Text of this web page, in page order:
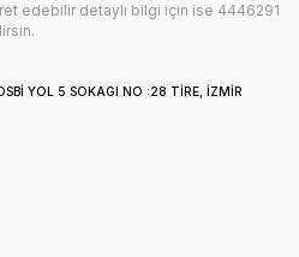
edebilir detaylı bilgi için ise 4446291
YOL 5 SOKAGI NO :28 TİRE, İZMİR